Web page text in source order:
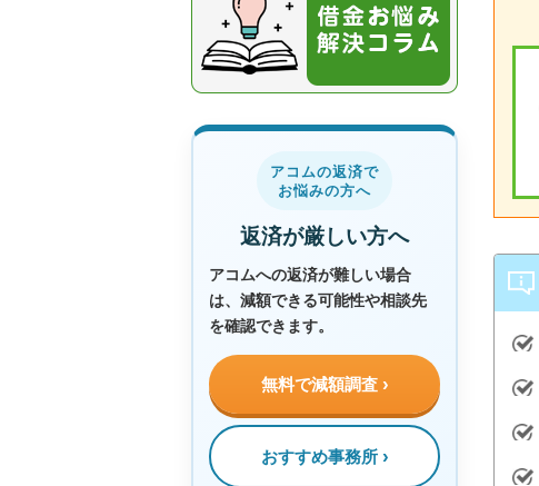
アコムの返済で
お悩みの方へ
返済が厳しい方へ
アコムへの返済が難しい場合
は、減額できる可能性や相談先
を確認できます。
無料で減額調査
おすすめ事務所